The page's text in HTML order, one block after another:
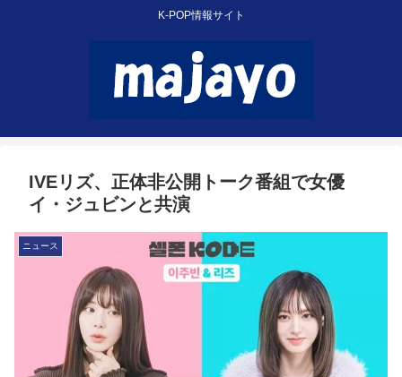
K-POP情報サイト
IVEリズ、正体非公開トーク番組で女優
イ・ジュビンと共演
ニュース